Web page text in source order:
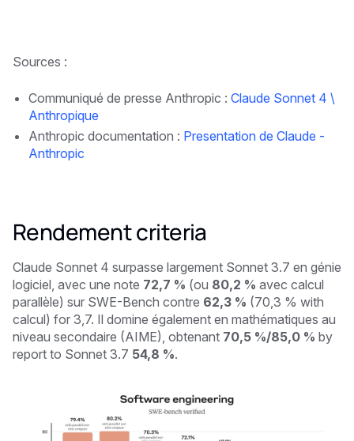
Sources :
Communiqué de presse Anthropic : Claude Sonnet 4 \
Anthropique
Anthropic documentation : Presentation de Claude -
Anthropic
Rendement criteria
Claude Sonnet 4 surpasse largement Sonnet 3.7 en génie
logiciel, avec une note 72,7 % (ou 80,2 % avec calcul
parallèle) sur SWE-Bench contre 62,3 % (70,3 % with
calcul) for 3,7. Il domine également en mathématiques au
niveau secondaire (AIME), obtenant 70,5 %/85,0 % by
report to Sonnet 3.7 54,8 %.